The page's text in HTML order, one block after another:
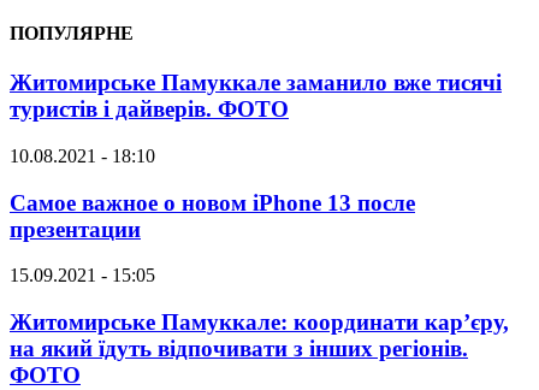
ПОПУЛЯРНЕ
Житомирське Памуккале заманило вже тисячі
туристів і дайверів. ФОТО
10.08.2021 - 18:10
Самое важное о новом iPhone 13 после
презентации
15.09.2021 - 15:05
Житомирське Памуккале: координати кар’єру,
на який їдуть відпочивати з інших регіонів.
ФОТО